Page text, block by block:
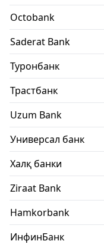
Octobank
Saderat Bank
Туронбанк
Трастбанк
Uzum Bank
Универсал банк
Халқ банки
Ziraat Bank
Hamkorbank
ИнфинБанк